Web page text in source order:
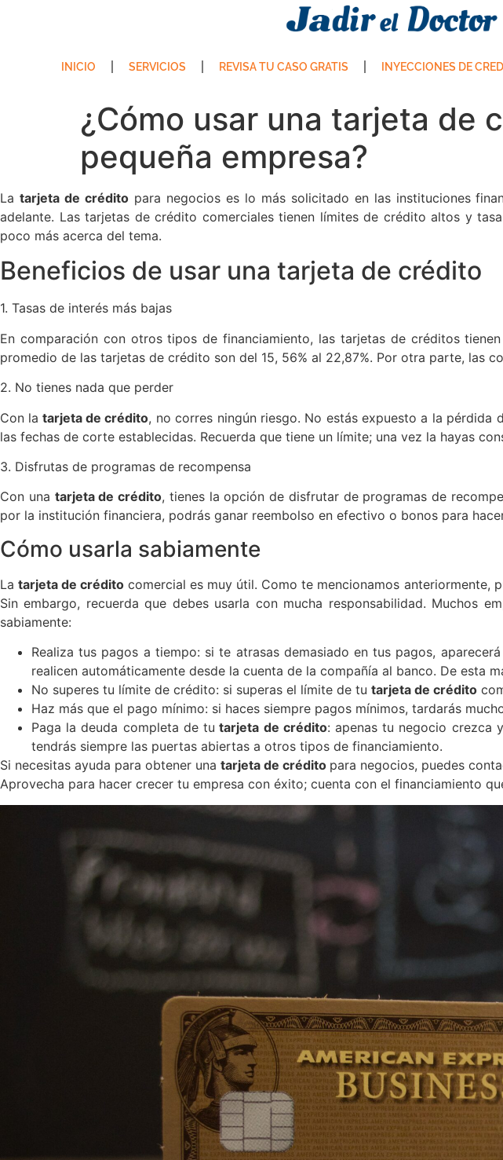
INICIO SERVICIOS REVISA TU CASO GRATIS INYECCIONES DE
¿Cómo usar una tarjeta de
pequeña empresa?
La tarjeta de créditopara negocios es lo más solicitado en las instituciones
adelante. Las tarjetas de crédito comerciales tienen límites de crédito altos y
poco más acerca del tema.
Beneficios de usar una tarjeta de crédito
1. Tasas de interés más bajas
En comparación con otros tipos de financiamiento, las tarjetas de créditos
promedio de las tarjetas de crédito son del 15, 56% al 22,87%. Por otra parte, las
2. No tienes nada que perder
Con la tarjeta de crédito, no corres ningún riesgo. No estás expuesto a la pérdida
las fechas de corte establecidas. Recuerda que tiene un límite; una vez la hayas
3. Disfrutas de programas de recompensa
Con una tarjeta de crédito, tienes la opción de disfrutar de programas de
por la institución financiera, podrás ganar reembolso en efectivo o bonos para
Cómo usarla sabiamente
Latarjeta de crédito comercial es muy útil. Como te mencionamos anteriormente,
Sin embargo, recuerda que debes usarla con mucha responsabilidad. Muchos
sabiamente:
Realiza tus pagos a tiempo: si te atrasas demasiado en tus pagos,
realicen automáticamente desde la cuenta de la compañía al banco. De esta
No superes tu límite de crédito: si superas el límite de tu tarjeta de crédito
Haz más que el pago mínimo: si haces siempre pagos mínimos, tardarás
Paga la deuda completa de tu tarjeta de crédito: apenas tu negocio crezca
tendrás siempre las puertas abiertas a otros tipos de financiamiento.
Si necesitas ayuda para obtener unatarjeta de crédito para negocios, puedes
Aprovecha para hacer crecer tu empresa con éxito; cuenta con el financiamiento